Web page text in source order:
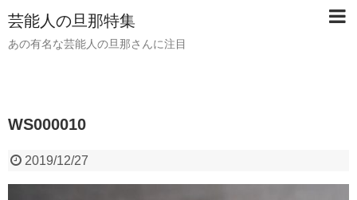
芸能人の旦那特集
あの有名な芸能人の旦那さんに注目
WS000010
2019/12/27